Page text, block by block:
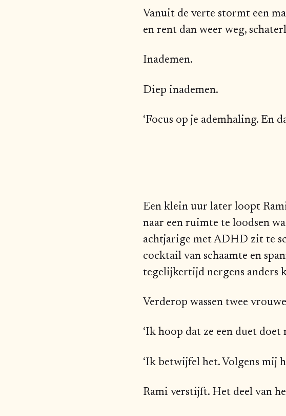
Vanuit de verte stormt een
en rent dan weer weg,
Inademen.
Diep inademen.
‘Focus op je ademhaling. En
Een klein uur later loopt
naar een ruimte te loodsen
achtjarige met ADHD zit te
cocktail van schaamte en
tegelijkertijd nergens anders
Verderop wassen twee
‘Ik hoop dat ze een duet doet
‘Ik betwijfel het. Volgens mij
Rami verstijft. Het deel van